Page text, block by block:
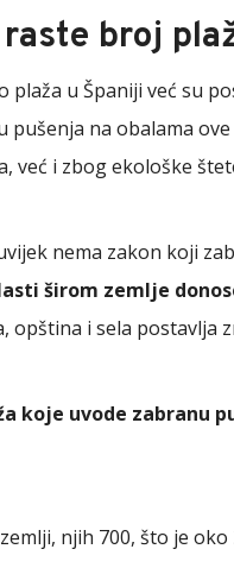
broj
plaža u Španiji već su
pušenja na obalama
već i zbog ekološke
nema zakon koji
širom zemlje
opština i sela postavlja
koje uvode zabranu
njih 700, što je